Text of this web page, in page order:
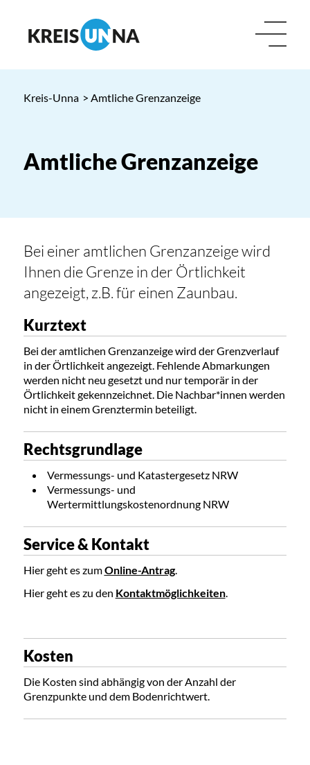
Kreis-Unna > Amtliche Grenzanzeige
Amtliche Grenzanzeige
Bei einer amtlichen Grenzanzeige wird
Ihnen die Grenze in der Örtlichkeit
angezeigt, z.B. für einen Zaunbau.
Kurztext
Bei der amtlichen Grenzanzeige wird der Grenzverlauf
in der Örtlichkeit angezeigt. Fehlende Abmarkungen
werden nicht neu gesetzt und nur temporär in der
Örtlichkeit gekennzeichnet. Die Nachbar*innen werden
nicht in einem Grenztermin beteiligt.
Rechtsgrundlage
Vermessungs- und Katastergesetz NRW
Vermessungs- und
Wertermittlungskostenordnung NRW
Service & Kontakt
Hier geht es zumOnline-Antrag.
Hier geht es zu den Kontaktmöglichkeiten.
Kosten
Die Kosten sind abhängig von der Anzahl der
Grenzpunkte und dem Bodenrichtwert.